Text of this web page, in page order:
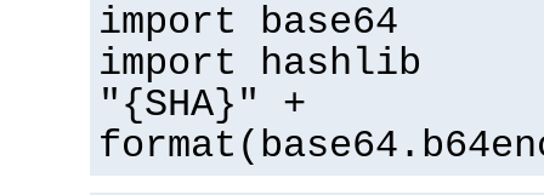
import base64
import hashlib
"{SHA}" +